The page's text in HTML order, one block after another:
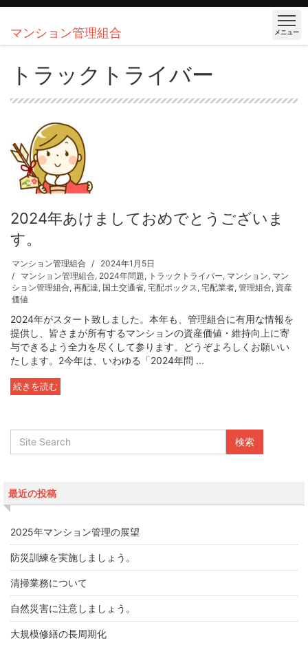
マンション管理組合 メニュー
トラックトライバー
2024年あけましておめでとうございま
す。
マンション管理組合
2024年1月5日
マンション管理組合, 2024年問題, トラックトライバー, マンション, マン
ション管理組合, 再配達, 国土交通省, 宅配ボックス , 宅配業者, 管理組合, 資産
価値
2024年がスタート致しました。本年も、管理組合に有用な情報を
提供し、皆さまが所有するマンションの資産価値・維持向上に寄
与できるよう全力を尽くして参ります。どうぞよろしくお願いい
たします。2今年は、いわゆる「2024年問 ...
続きを読む
最近の投稿
2025年マンション管理の展望
防災訓練を実施しましょう。
清掃業務について
自然災害に注意しましょう。
大規模修繕の長周期化